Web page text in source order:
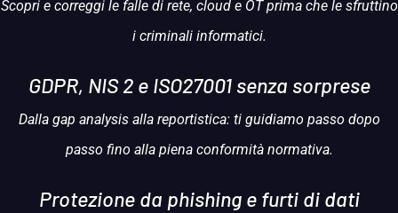
Scopri e correggi le falle di rete, cloud e OT prima che le sfruttino
i criminali informatici.
GDPR, NIS 2 e ISO27001senza sorprese
Dalla gap analysis alla reportistica: ti guidiamo passo dopo
passo fino alla piena conformità normativa.
Protezione da phishinge furti di dati